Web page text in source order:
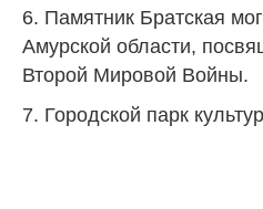
6. Памятник Братская
Амурской области,
Второй Мировой Войны.
7. Городской парк